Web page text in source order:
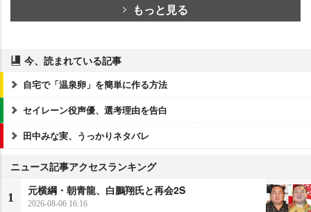
もっと見る
今、読まれている記事
自宅で「温泉卵」を簡単に作る方法
セイレーン役声優、選考理由を告白
田中みな実、うっかりネタバレ
ニュース記事アクセスランキング
1
元横綱・朝青龍、白鵬翔氏と再会2S
2026-08-06 16:16